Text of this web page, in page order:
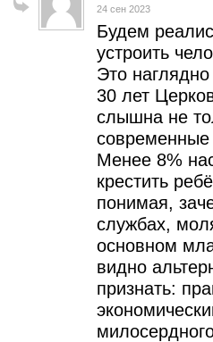
24 сен 2023
Будем
устроить
Это
30 лет
слышна не
Менее 8%
крестить
понимая,
службах,
основном
видно
признать: